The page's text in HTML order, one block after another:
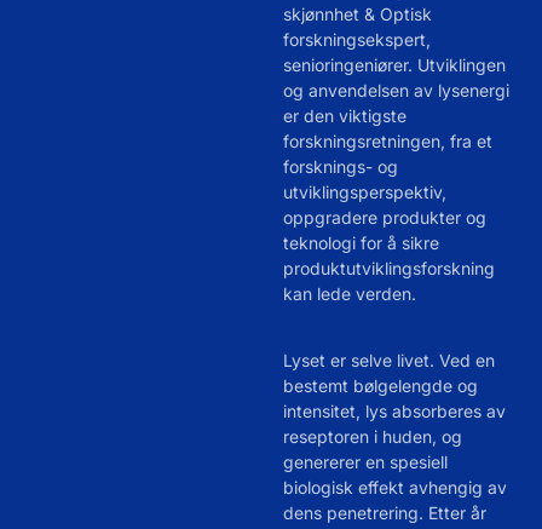
skjønnhet & Optisk
forskningsekspert,
senioringeniører. Utviklingen
og anvendelsen av lysenergi
er den viktigste
forskningsretningen, fra et
forsknings- og
utviklingsperspektiv,
oppgradere produkter og
teknologi for å sikre
produktutviklingsforskning
kan lede verden.
Lyset er selve livet. Ved en
bestemt bølgelengde og
intensitet, lys absorberes av
reseptoren i huden, og
genererer en spesiell
biologisk effekt avhengig av
dens penetrering. Etter år